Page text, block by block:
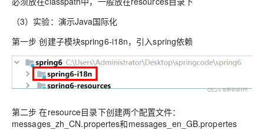
（3）实验：演示Java国际化
第一步 创建子模块spring6-i18n，引入spring依赖
第二步 在resource目录下创建两个配置文件：
messages_zh_CN.propertes和messages_en_GB.propertes